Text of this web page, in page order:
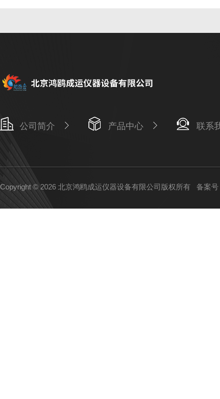
公司简介 产品中心 联系
Copyright © 2026 北京鸿鸥成运仪器设备有限公司版权所有 备案号